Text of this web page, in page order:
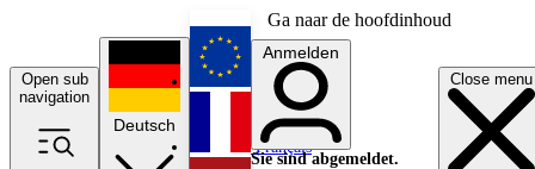
Ga naar de hoofdinhoud
Open sub
navigation
Close menu
Deutsch
English
Français
Anmelden
Sie sind abgemeldet.